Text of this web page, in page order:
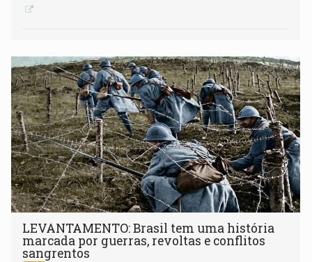
LEVANTAMENTO: Brasil tem uma história
marcada por guerras, revoltas e conflitos
sangrentos